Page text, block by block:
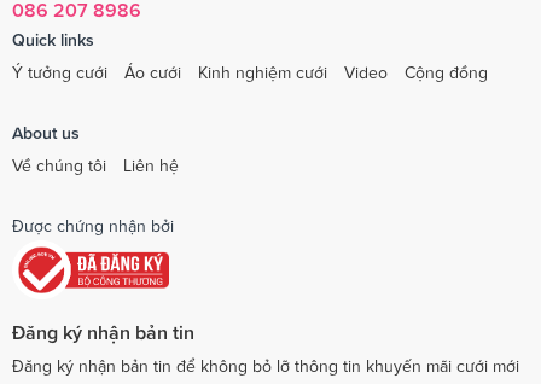
086 207 8986
Quick links
Ý tưởng cưới
Áo cưới Kinh nghiệm cưới Video Cộng đồng
About us
Về chúng tôi
Liên hệ
Được chứng nhận bởi
Đăng ký nhận bản tin
Đăng ký nhận bản tin để không bỏ lỡ thông tin khuyến mãi cưới mới